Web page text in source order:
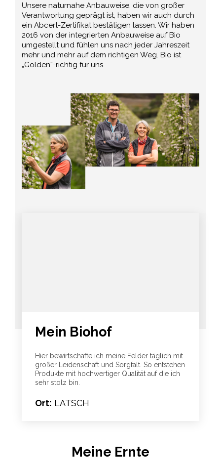
Unsere naturnahe Anbauweise, die von großer
Verantwortung geprägt ist, haben wir auch durch
ein Abcert-Zertifikat bestätigen lassen. Wir haben
2016 von der integrierten Anbauweise auf Bio
umgestellt und fühlen uns nach jeder Jahreszeit
mehr und mehr auf dem richtigen Weg. Bio ist
„Golden“-richtig für uns.
Mein Biohof
Hier bewirtschafte ich meine Felder täglich mit
großer Leidenschaft und Sorgfalt. So entstehen
Produkte mit hochwertiger Qualität auf die ich
sehr stolz bin.
Ort: LATSCH
Meine Ernte